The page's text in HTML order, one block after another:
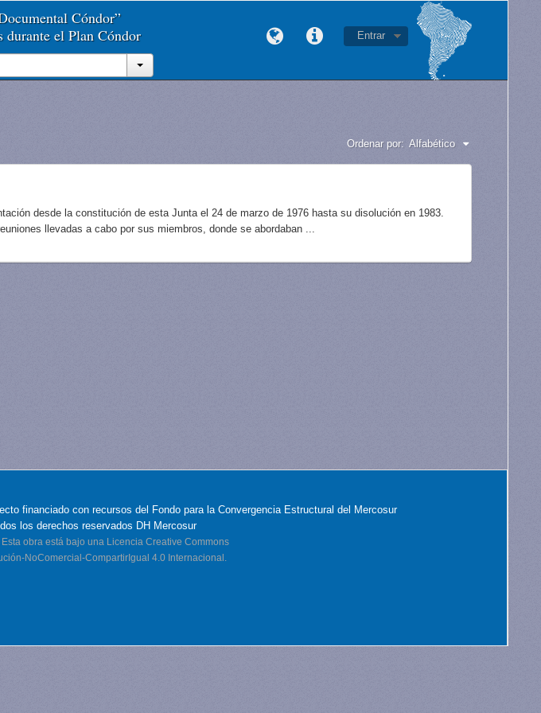
Cóndor”
durante el Plan Cóndor
Entrar
Ordenar por: Alfabético
desde la constitución de esta Junta el 24 de marzo de 1976 hasta su disolución en 1983.
llevadas a cabo por sus miembros, donde se abordaban ...
financiado con recursos del Fondo para la Convergencia Estructural del Mercosur
los derechos reservados DH Mercosur
Esta obra está bajo una Licencia Creative Commons
NoComercial-CompartirIgual 4.0 Internacional.